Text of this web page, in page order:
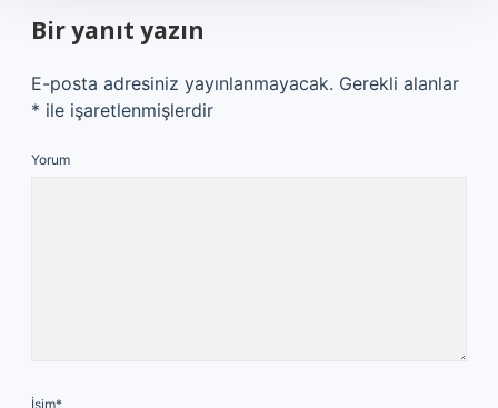
Bir yanıt yazın
E-posta adresiniz yayınlanmayacak. Gerekli alanlar
* ile işaretlenmişlerdir
Yorum
İsim*